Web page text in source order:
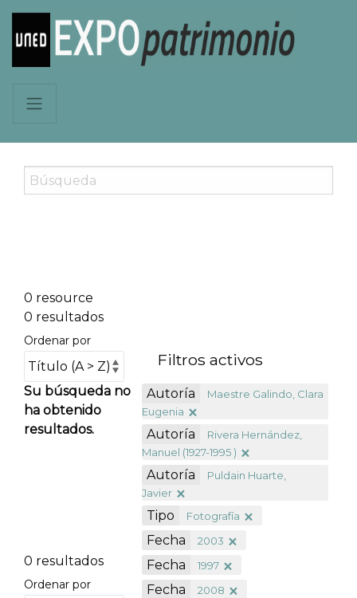
0 resource
0 resultados
Ordenar por
Su búsqueda no
ha obtenido
resultados.
0 resultados
Ordenar por
Filtros activos
Autoría
Maestre Galindo, Clara
Eugenia
Autoría
Rivera Hernández,
Manuel (1927-1995 )
Autoría
Puldain Huarte,
Javier
Tipo Fotografía
Fecha 2003
Fecha 1997
Fecha 2008